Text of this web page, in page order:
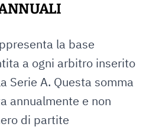
la base
a ogni arbitro inserito
Serie A. Questa somma
annualmente e non
di partite